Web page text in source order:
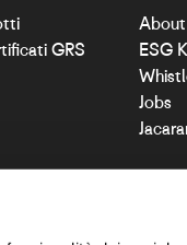
GRS
About
ESG
Jobs